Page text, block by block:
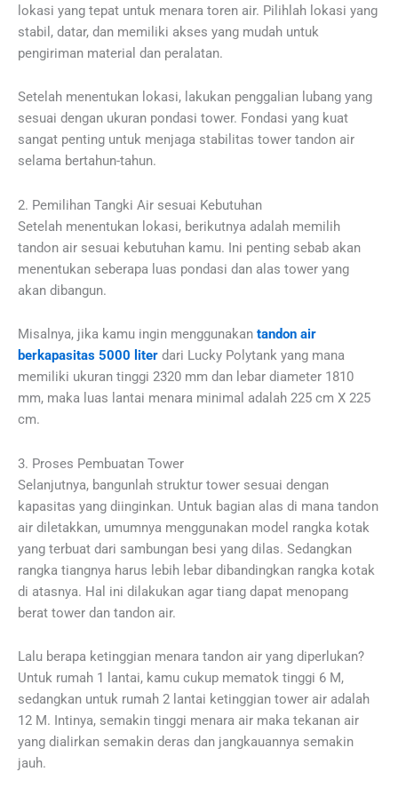
lokasi yang tepat untuk menara toren air. Pilihlah lokasi yang
stabil, datar, dan memiliki akses yang mudah untuk
pengiriman material dan peralatan.
Setelah menentukan lokasi, lakukan penggalian lubang yang
sesuai dengan ukuran pondasi tower. Fondasi yang kuat
sangat penting untuk menjaga stabilitas tower tandon air
selama bertahun-tahun.
2. Pemilihan Tangki Air sesuai Kebutuhan
Setelah menentukan lokasi, berikutnya adalah memilih
tandon air sesuai kebutuhan kamu. Ini penting sebab akan
menentukan seberapa luas pondasi dan alas tower yang
akan dibangun.
Misalnya, jika kamu ingin menggunakan tandon air
berkapasitas 5000 liter dari Lucky Polytank yang mana
memiliki ukuran tinggi 2320 mm dan lebar diameter 1810
mm, maka luas lantai menara minimal adalah 225 cm X 225
cm.
3. Proses Pembuatan Tower
Selanjutnya, bangunlah struktur tower sesuai dengan
kapasitas yang diinginkan. Untuk bagian alas di mana tandon
air diletakkan, umumnya menggunakan model rangka kotak
yang terbuat dari sambungan besi yang dilas. Sedangkan
rangka tiangnya harus lebih lebar dibandingkan rangka kotak
di atasnya. Hal ini dilakukan agar tiang dapat menopang
berat tower dan tandon air.
Lalu berapa ketinggian menara tandon air yang diperlukan?
Untuk rumah 1 lantai, kamu cukup mematok tinggi 6 M,
sedangkan untuk rumah 2 lantai ketinggian tower air adalah
12 M. Intinya, semakin tinggi menara air maka tekanan air
yang dialirkan semakin deras dan jangkauannya semakin
jauh.